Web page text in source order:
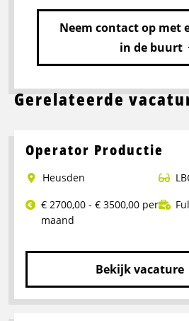
Neem contact op met
in de buurt
Gerelateerde
Operator Productie
Heusden
€ 2700,00 - € 3500,00 per
maand
Bekijk vacature
Lees